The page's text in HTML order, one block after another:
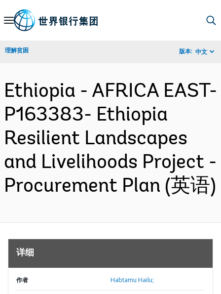
Skip
Navigation
理解贫困 版本: 中文
Ethiopia - AFRICA EAST-
P163383- Ethiopia
Resilient Landscapes
and Livelihoods Project -
Procurement Plan (英语)
详细
作者 Habtamu Hailu;